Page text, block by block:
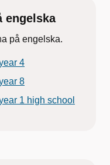
engelska
på engelska.
4
8
1 high school